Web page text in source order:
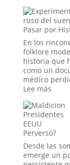
Cristal
y
el
Engaño:
Los
Cráneos
que
a
Ciencia
y
Sedujeron
a
la
Nueva
Era
Pasar por
En los
folklore
historia que
como un
médico
Lee más:
Ruso
Sueño:
La
Perverso?
Desde las
emerge un